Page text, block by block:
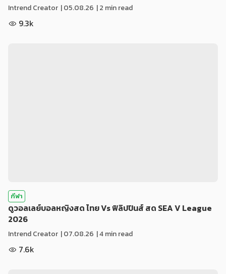
Intrend Creator |05.08.26 | 2 min read
9.3k
กีฬา
ดูวอลเลย์บอลหญิงสด ไทย Vs ฟิลิปปินส์ สด SEA V League
2026
Intrend Creator |07.08.26 | 4 min read
7.6k